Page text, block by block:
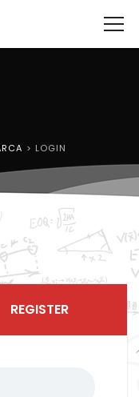
> LOGIN
REGISTER